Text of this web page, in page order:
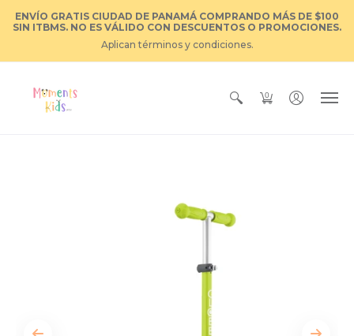
ENVÍO GRATIS CIUDAD DE PANAMÁ COMPRANDO MÁS DE $100
SIN ITBMS. NO ES VÁLIDO CON DESCUENTOS O PROMOCIONES.
Aplican términos y condiciones.
0